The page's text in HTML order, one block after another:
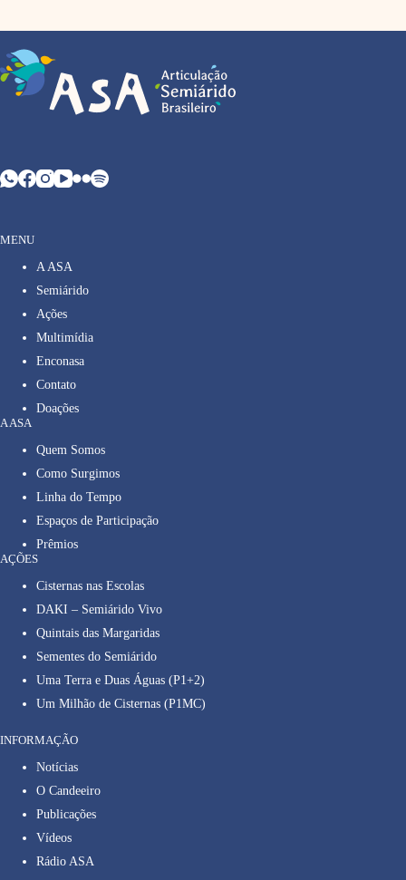
MENU
A ASA
Semiárido
Ações
Multimídia
Enconasa
Contato
Doações
A ASA
Quem Somos
Como Surgimos
Linha do Tempo
Espaços de Participação
Prêmios
AÇÕES
Cisternas nas Escolas
DAKI – Semiárido Vivo
Quintais das Margaridas
Sementes do Semiárido
Uma Terra e Duas Águas (P1+2)
Um Milhão de Cisternas (P1MC)
INFORMAÇÃO
Notícias
O Candeeiro
Publicações
Vídeos
Rádio ASA